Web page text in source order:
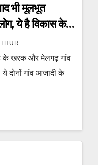
भी मूलभूत
ये है विकास के
के खरक और मेलगढ़ गांव
दोनों गांव आजादी के